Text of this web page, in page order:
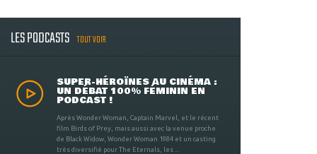
LES PODCASTS TOUT VOIR
SUPER-HÉROÏNES AU CINÉMA :
UN DÉBAT 100% FÉMININ EN
PODCAST !
Après Wonder Woman, Captain Marvel, et le récent
film Birds of Prey, mais aussi avec la venue proche
de Black Widow, Wonder Woman 1984 et un casting
très diversifié pour The Eternals, les ...